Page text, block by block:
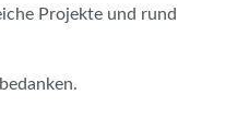
Projekte und rund